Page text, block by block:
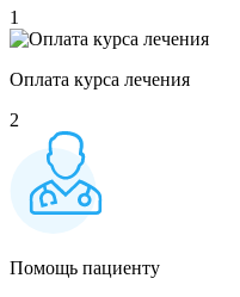
1
Оплата курса лечения
2
Помощь пациенту